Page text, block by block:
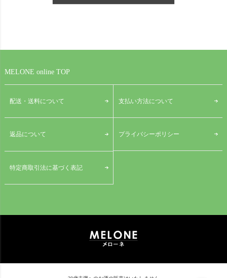
MELONE online TOP
配送・送料について 支払い方法について
返品について プライバシーポリシー
特定商取引法に基づく表記